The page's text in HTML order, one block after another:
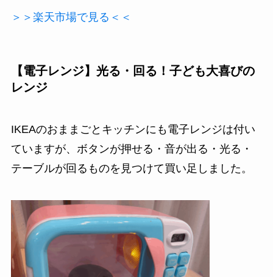
＞＞楽天市場で見る＜＜
【電子レンジ】光る・回る！子ども大喜びの
レンジ
IKEAのおままごとキッチンにも電子レンジは付い
ていますが、ボタンが押せる・音が出る・光る・
テーブルが回るものを見つけて買い足しました。